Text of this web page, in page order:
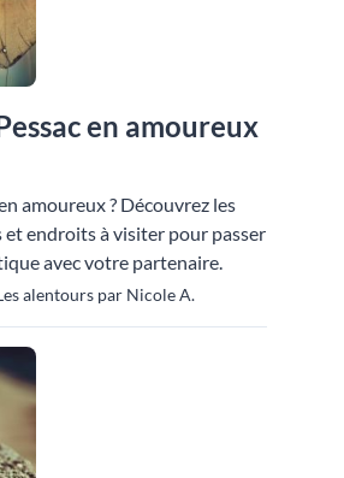
en amoureux
amoureux ? Découvrez les
endroits à visiter pour passer
avec votre partenaire.
alentours par Nicole A.